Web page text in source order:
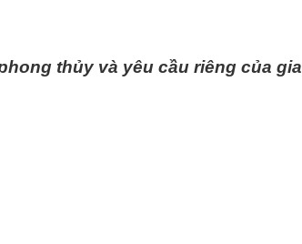
thủy và yêu cầu riêng của gia